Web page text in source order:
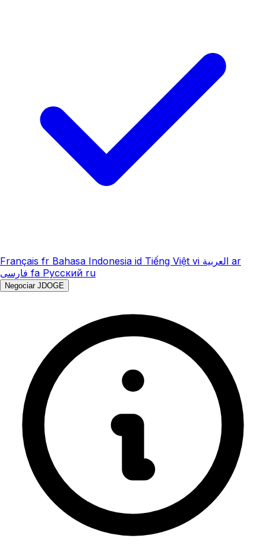
Français fr Bahasa Indonesia id Tiếng Việt vi العربية ar
فارسی fa Русский ru
Negociar JDOGE